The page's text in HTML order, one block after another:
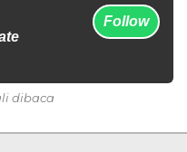
Follow
dibaca